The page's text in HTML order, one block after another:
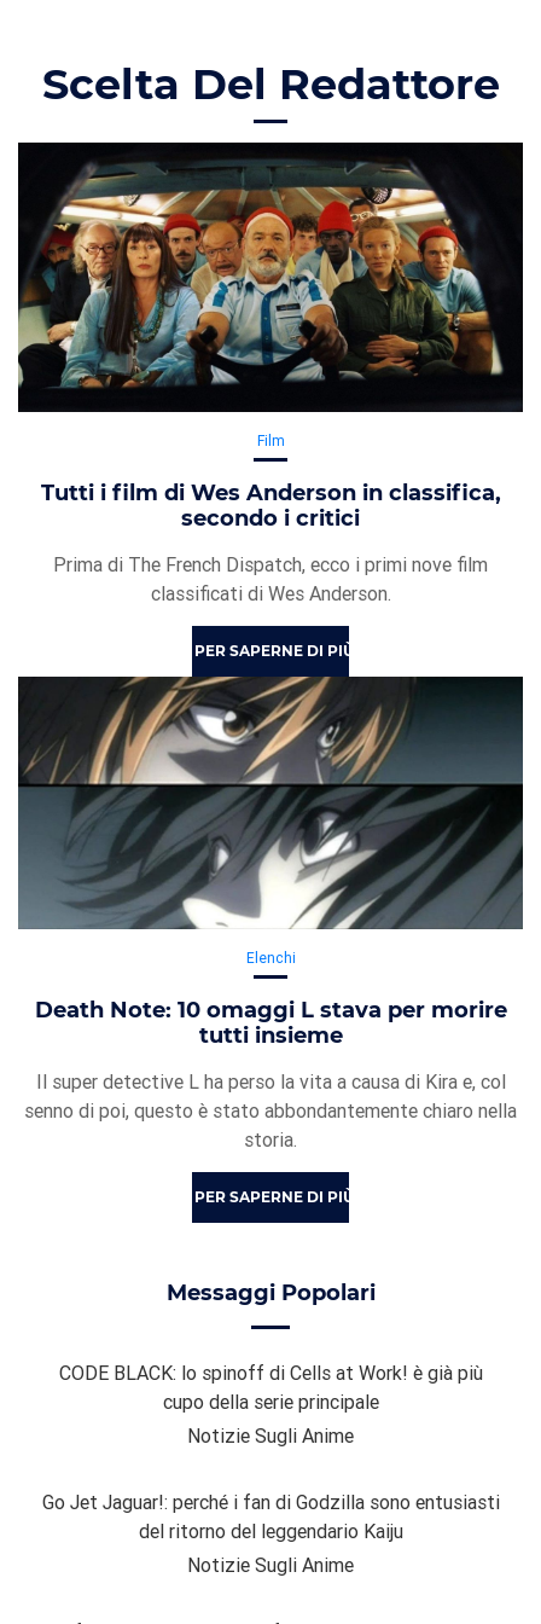
Scelta Del Redattore
Film
Tutti i film di Wes Anderson in classifica,
secondo i critici
Prima di The French Dispatch, ecco i primi nove film
classificati di Wes Anderson.
PER SAPERNE DI PIÙ
Elenchi
Death Note: 10 omaggi L stava per morire
tutti insieme
Il super detective L ha perso la vita a causa di Kira e, col
senno di poi, questo è stato abbondantemente chiaro nella
storia.
PER SAPERNE DI PIÙ
Messaggi Popolari
CODE BLACK: lo spinoff di Cells at Work! è già più
cupo della serie principale
Notizie Sugli Anime
Go Jet Jaguar!: perché i fan di Godzilla sono entusiasti
del ritorno del leggendario Kaiju
Notizie Sugli Anime